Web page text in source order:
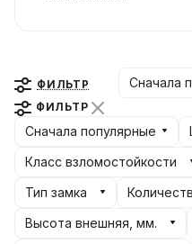
ФИЛЬТР Сначала
ФИЛЬТР
Сначала популярные
Класс взломостойкости
Тип замка
Высота внешняя, мм.